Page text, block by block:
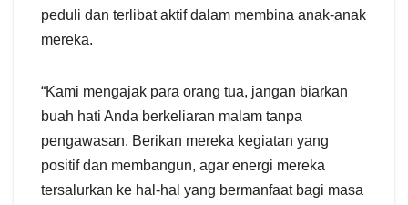
peduli dan terlibat aktif dalam membina anak-anak
mereka.
“Kami mengajak para orang tua, jangan biarkan
buah hati Anda berkeliaran malam tanpa
pengawasan. Berikan mereka kegiatan yang
positif dan membangun, agar energi mereka
tersalurkan ke hal-hal yang bermanfaat bagi masa